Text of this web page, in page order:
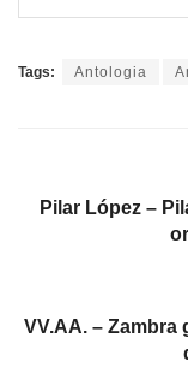
Tags: Antologia
Pilar López –
VV.AA. – Zambra